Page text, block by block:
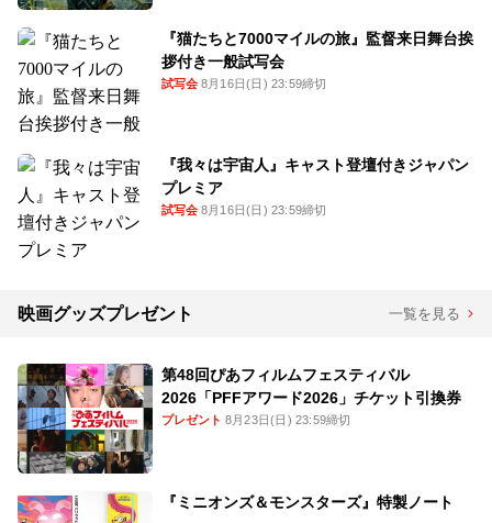
『猫たちと7000マイルの旅』監督来日舞台挨
拶付き一般試写会
試写会 8月16日(日) 23:59締切
『我々は宇宙人』キャスト登壇付きジャパン
プレミア
試写会 8月16日(日) 23:59締切
映画グッズプレゼント 一覧を見る
第48回ぴあフィルムフェスティバル
2026「PFFアワード2026」チケット引換券
プレゼント 8月23日(日) 23:59締切
『ミニオンズ＆モンスターズ』特製ノート